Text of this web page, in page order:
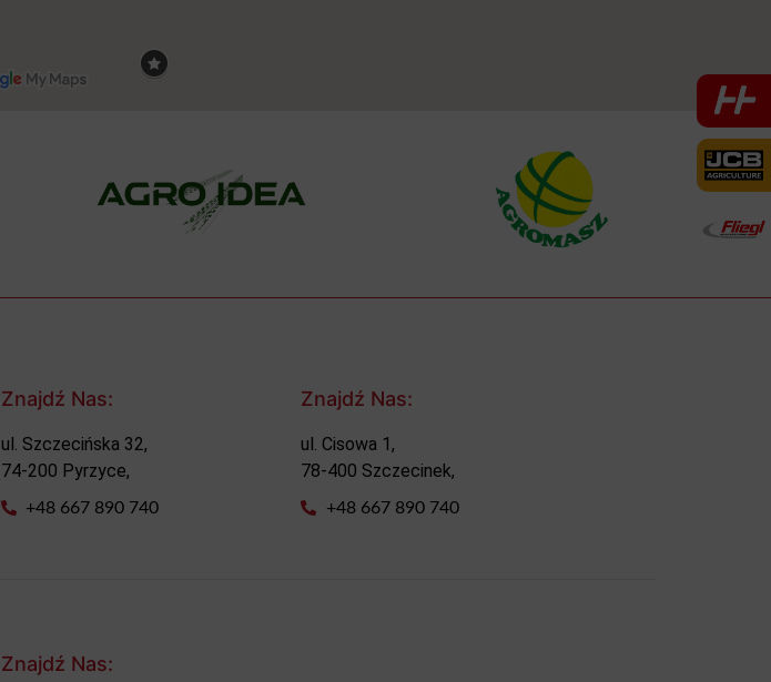
Znajdź Nas:
ul. Szczecińska 32,
74-200 Pyrzyce,
+48 667 890 740
Znajdź Nas:
ul. Cisowa 1,
78-400 Szczecinek,
+48 667 890 740
Znajdź Nas: